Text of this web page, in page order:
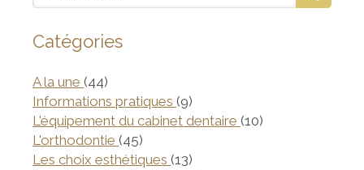
Catégories
A la une (44)
Informations pratiques (9)
L'équipement du cabinet dentaire (10)
L'orthodontie (45)
Les choix esthétiques (13)